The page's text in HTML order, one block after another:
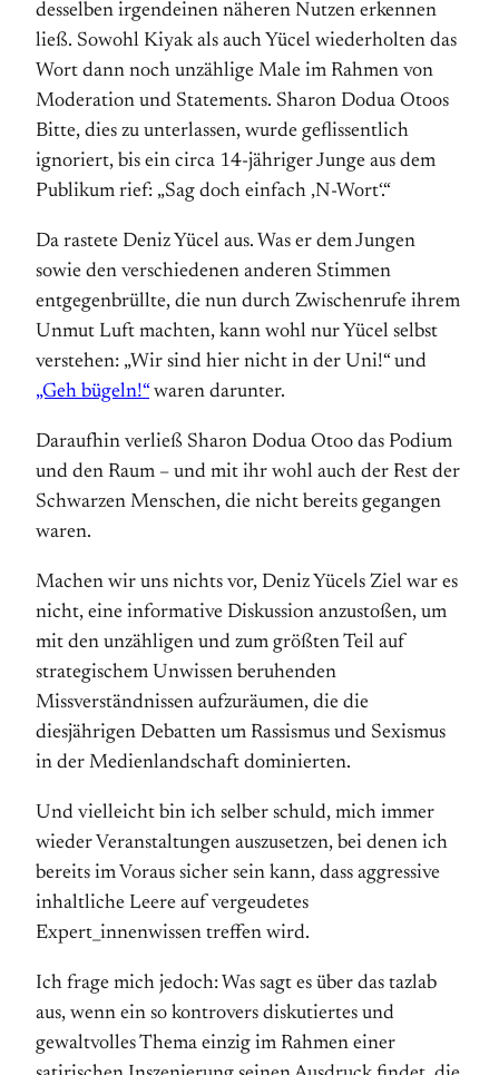
desselben irgendeinen näheren Nutzen erkennen
ließ. Sowohl Kiyak als auch Yücel wiederholten das
Wort dann noch unzählige Male im Rahmen von
Moderation und Statements. Sharon Dodua Otoos
Bitte, dies zu unterlassen, wurde geflissentlich
ignoriert, bis ein circa 14-jähriger Junge aus dem
Publikum rief: „Sag doch einfach ‚N-Wort‘.“
Da rastete Deniz Yücel aus. Was er dem Jungen
sowie den verschiedenen anderen Stimmen
entgegenbrüllte, die nun durch Zwischenrufe ihrem
Unmut Luft machten, kann wohl nur Yücel selbst
verstehen: „Wir sind hier nicht in der Uni!“ und
„Geh bügeln!“ waren darunter.
Daraufhin verließ Sharon Dodua Otoo das Podium
und den Raum – und mit ihr wohl auch der Rest der
Schwarzen Menschen, die nicht bereits gegangen
waren.
Machen wir uns nichts vor, Deniz Yücels Ziel war es
nicht, eine informative Diskussion anzustoßen, um
mit den unzähligen und zum größten Teil auf
strategischem Unwissen beruhenden
Missverständnissen aufzuräumen, die die
diesjährigen Debatten um Rassismus und Sexismus
in der Medienlandschaft dominierten.
Und vielleicht bin ich selber schuld, mich immer
wieder Veranstaltungen auszusetzen, bei denen ich
bereits im Voraus sicher sein kann, dass aggressive
inhaltliche Leere auf vergeudetes
Expert_innenwissen treffen wird.
Ich frage mich jedoch: Was sagt es über das tazlab
aus, wenn ein so kontrovers diskutiertes und
gewaltvolles Thema einzig im Rahmen einer